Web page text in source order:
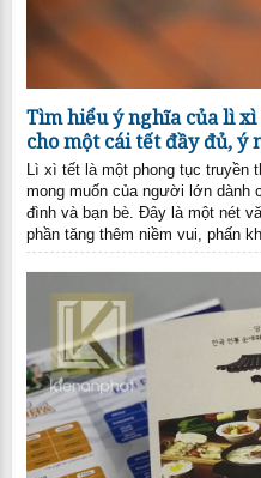
Tìm hiểu ý nghĩa của lì
cho một cái tết đầy đủ, ý
Lì xì tết là một phong tục truyền
mong muốn của người lớn dành
đình và bạn bè. Đây là một nét
phần tăng thêm niềm vui, phấn